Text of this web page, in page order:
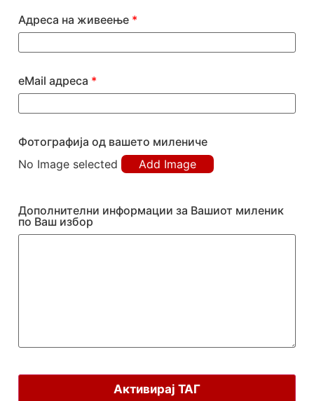
Адреса на живеење *
eMail адреса *
Фотографија од вашето милениче
No Image selected
Add Image
Дополнителни информации за Вашиот миленик
по Ваш избор
Активирај ТАГ